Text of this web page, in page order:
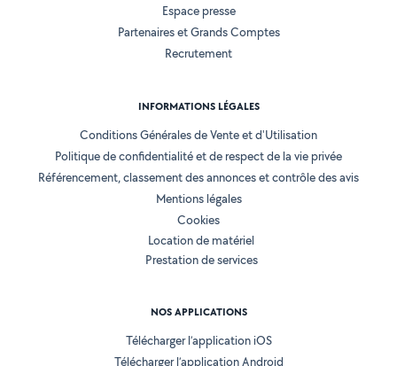
Espace presse
Partenaires et Grands Comptes
Recrutement
INFORMATIONS LÉGALES
Conditions Générales de Vente et d'Utilisation
Politique de confidentialité et de respect de la vie privée
Référencement, classement des annonces et contrôle des avis
Mentions légales
Cookies
Location de matériel
Prestation de services
NOS APPLICATIONS
Télécharger l’application iOS
Télécharger l’application Android